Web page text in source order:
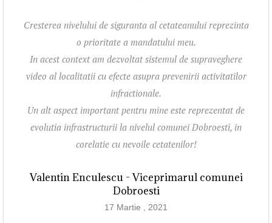
Cresterea nivelului de siguranta al cetateanului reprezinta
o prioritate a mandatului meu.
In acest context am dezvoltat sistemul de supraveghere
video al localitatii cu efecte asupra prevenirii activitatilor
infractionale.
Un alt aspect important pentru mine este reprezentat de
evolutia infrastructurii la nivelul comunei Dobroesti, in
corelatie cu nevoile cetatenilor!
Valentin Enculescu - Viceprimarul comunei
Dobroesti
17 Martie , 2021